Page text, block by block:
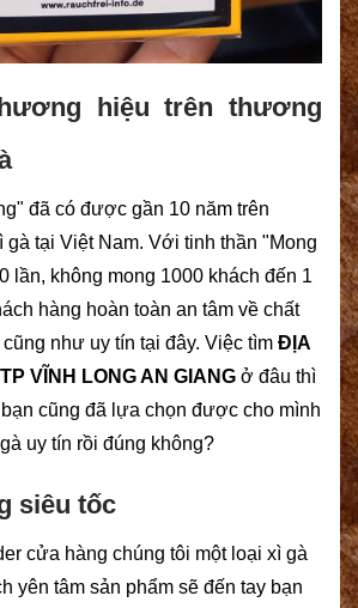
hiệu trên thương
đã có được gần 10 năm trên
tại Việt Nam. Với tinh thần "Mong
lần, không mong 1000 khách đến 1
hàng hoàn toàn an tâm về chất
như uy tín tại đây. Việc tìm ĐỊA
VĨNH LONG AN GIANG ở đâu thì
cũng đã lựa chọn được cho mình
uy tín rồi đúng không?
siêu tốc
cửa hàng chúng tôi một loại xì gà
yên tâm sản phẩm sẽ đến tay bạn